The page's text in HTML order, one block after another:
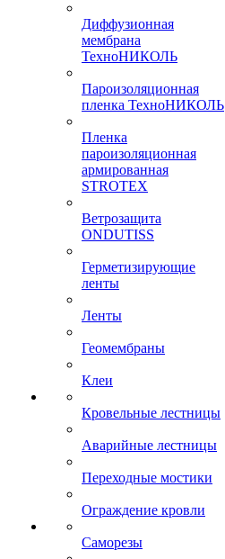
Диффузионная
мембрана
ТехноНИКОЛЬ
Пароизоляционная
пленка ТехноНИКОЛЬ
Пленка
пароизоляционная
армированная
STROTEX
Ветрозащита
ONDUTISS
Герметизирующие
ленты
Ленты
Геомембраны
Клеи
Кровельные лестницы
Аварийные лестницы
Переходные мостики
Ограждение кровли
Саморезы